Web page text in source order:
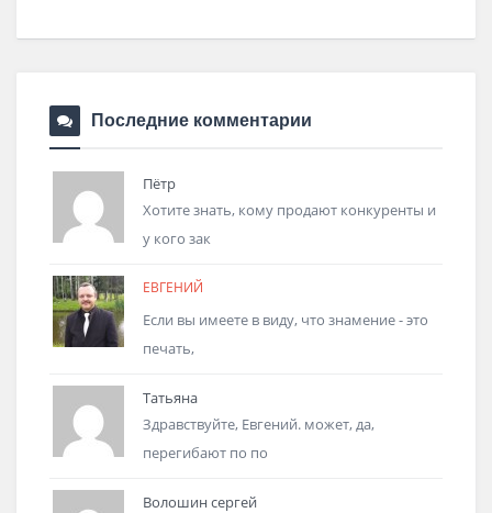
Последние комментарии
Пётр
Хотите знать, кому продают конкуренты и
у кого зак
ЕВГЕНИЙ
Если вы имеете в виду, что знамение - это
печать,
Татьяна
Здравствуйте, Евгений. может, да,
перегибают по по
Волошин сергей